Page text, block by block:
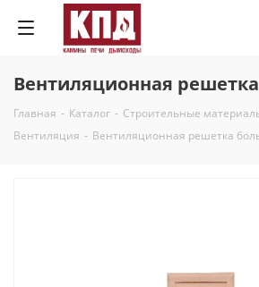
Вентиляционная
Главная - Каталог - Строительные
Вентиляция - Вентиляционная решетка